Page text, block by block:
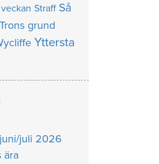
Straff Så
Trons grund
Yttersta
juli 2026
ära